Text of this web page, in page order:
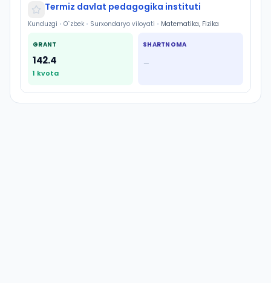
Termiz davlat pedagogika instituti
Kunduzgi • O`zbek • Surxondaryo viloyati • Matematika, Fizika
GRANT
142.4
1 kvota
SHARTNOMA
—